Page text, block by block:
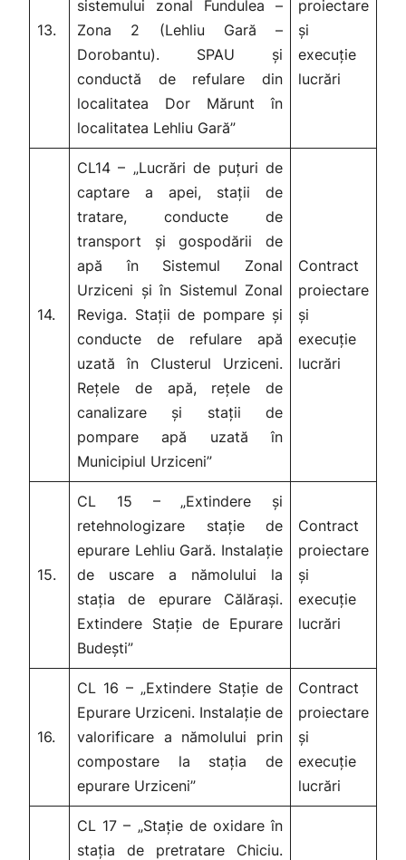
13.
sistemului zonal Fundulea –
Zona 2 (Lehliu Gară –
Dorobantu). SPAU și
conductă de refulare din
localitatea Dor Mărunt în
localitatea Lehliu Gară”
proiectare
și
execuție
lucrări
14.
CL14 – „Lucrări de puțuri de
captare a apei, stații de
tratare, conducte de
transport și gospodării de
apă în Sistemul Zonal
Urziceni și în Sistemul Zonal
Reviga. Stații de pompare și
conducte de refulare apă
uzată în Clusterul Urziceni.
Rețele de apă, rețele de
canalizare și stații de
pompare apă uzată în
Municipiul Urziceni”
Contract
proiectare
și
execuție
lucrări
15.
CL 15 – „Extindere și
retehnologizare stație de
epurare Lehliu Gară. Instalație
de uscare a nămolului la
stația de epurare Călărași.
Extindere Stație de Epurare
Budești”
Contract
proiectare
și
execuție
lucrări
16.
CL 16 – „Extindere Stație de
Epurare Urziceni. Instalație de
valorificare a nămolului prin
compostare la stația de
epurare Urziceni”
Contract
proiectare
și
execuție
lucrări
CL 17 – „Stație de oxidare în
stația de pretratare Chiciu.